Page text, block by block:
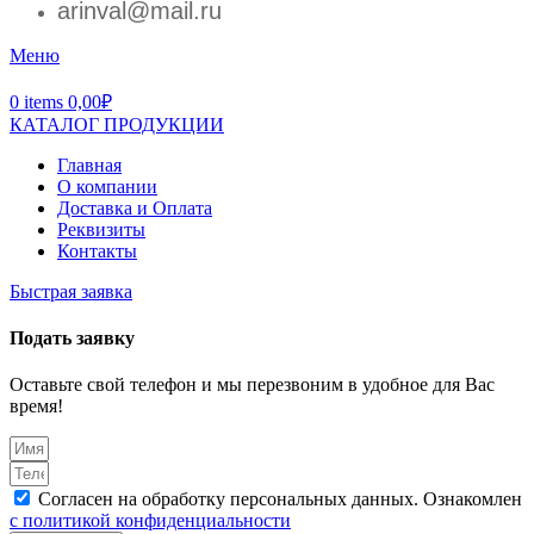
arinval@mail.ru
Меню
0 items 0,00₽
КАТАЛОГ ПРОДУКЦИИ
Главная
О компании
Доставка и Оплата
Реквизиты
Контакты
Быстрая заявка
Подать заявку
Оставьте свой телефон и мы перезвоним в удобное для Вас
время!
Согласен на обработку персональных данных. Ознакомлен
с политикой конфиденциальности